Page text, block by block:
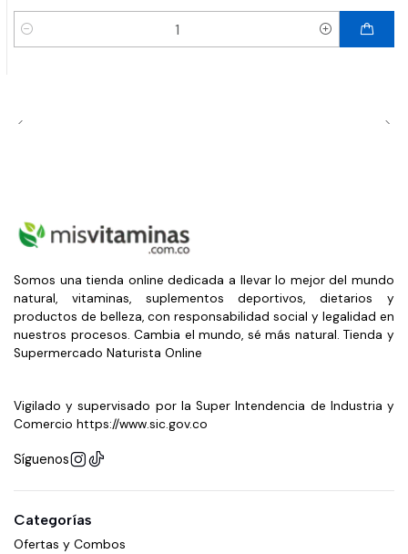
Cantidad
Somos una tienda online dedicada a llevar lo mejor del mundo
natural, vitaminas, suplementos deportivos, dietarios y
productos de belleza, con responsabilidad social y legalidad en
nuestros procesos. Cambia el mundo, sé más natural. Tienda y
Supermercado Naturista Online
Vigilado y supervisado por la Super Intendencia de Industria y
Comercio https://www.sic.gov.co
Síguenos
Categorías
Ofertas y Combos